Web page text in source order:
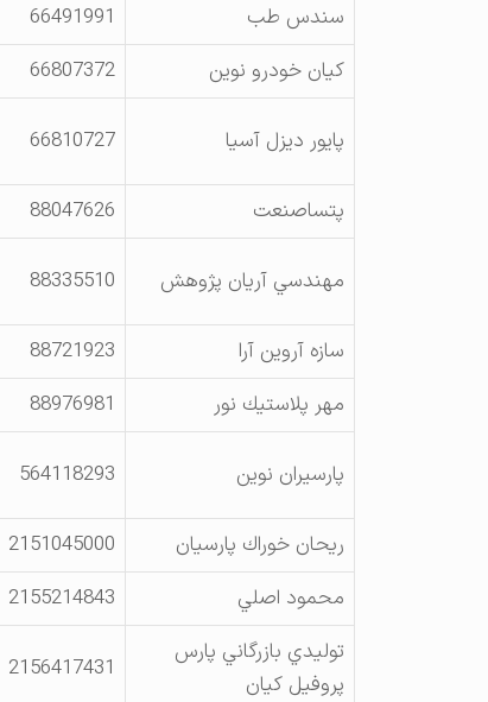
سندس طب
66491991
كيان خودرو نوين
66807372
پايور ديزل آسيا 66810727
پتساصنعت
88047626
مهندسي آريان پژوهش 88335510
سازه آروين آرا
88721923
مهر پلاستيك نور
88976981
پارسيران نوين 564118293
ريحان خوراك پارسيان
2151045000
محمود اصلي
2155214843
توليدي بازرگاني پارس
پروفيل كيان
2156417431